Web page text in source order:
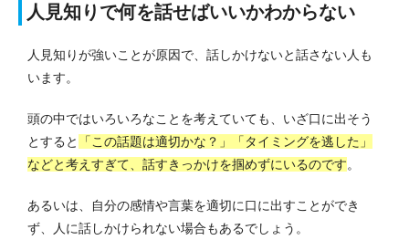
人見知りで何を話せばいいかわからない
人見知りが強いことが原因で、話しかけないと話さない人も
います。
頭の中ではいろいろなことを考えていても、いざ口に出そう
とすると
「この話題は適切かな？」「タイミングを逃した」
などと考えすぎて、話すきっかけを掴めずにいるのです。
あるいは、自分の感情や言葉を適切に口に出すことができ
ず、人に話しかけられない場合もあるでしょう。